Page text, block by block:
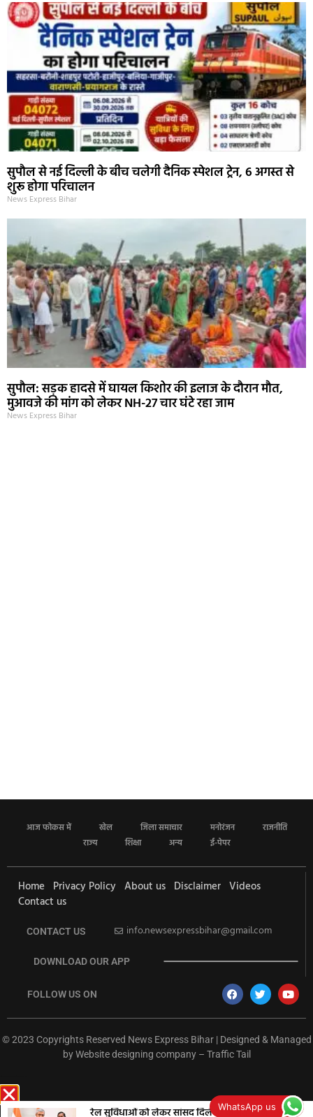
सुपौल से नई दिल्ली के बीच चलेगी दैनिक स्पेशल ट्रेन, 6 अगस्त से
शुरू होगा परिचालन
News Express Bihar
सुपौल: सड़क हादसे में घायल किशोर की इलाज के दौरान मौत,
मुआवजे की मांग को लेकर NH-27 चार घंटे रहा जाम
News Express Bihar
आज फोकस में खेल जिला समाचार मनोरंजन
राजनीति
राज्य
शिक्षा अन्य ई-पेपर
Home Privacy Policy About us Disclaimer Videos
Contact us
CONTACT US info.newsexpressbihar@gmail.com
DOWNLOAD OUR APP
FOLLOW US ON
© 2023 Copyrights Reserved News Express Bihar | Designed & Managed
byWebsite designing company– Traffic Tail
WhatsApp us
रेल सुविधाओं को लेकर सांसद दिलेश्वर कामैत ने रेल मंत्री